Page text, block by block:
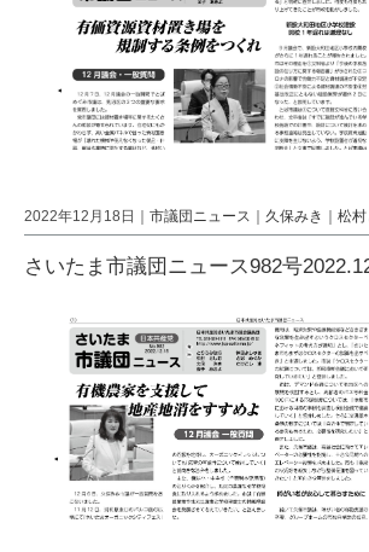
2022年12月18日｜ 市議団ニュース 久保みき 松村
さいたま市議団ニュース982号